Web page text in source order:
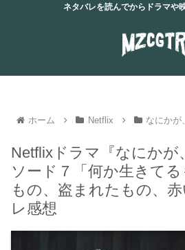
ネタバレを読んでからドラマや
ホーム Netflix なにかが
Netflixドラマ『なにかが
ソード７「何か生きて
もの、盗まれたもの、
レ感想